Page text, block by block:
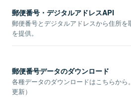
郵便番号・デジタルアドレスAPI
郵便番号とデジタルアドレスから住所を
を提供。
郵便番号データのダウンロード
各種データのダウンロードはこちらから
更新）